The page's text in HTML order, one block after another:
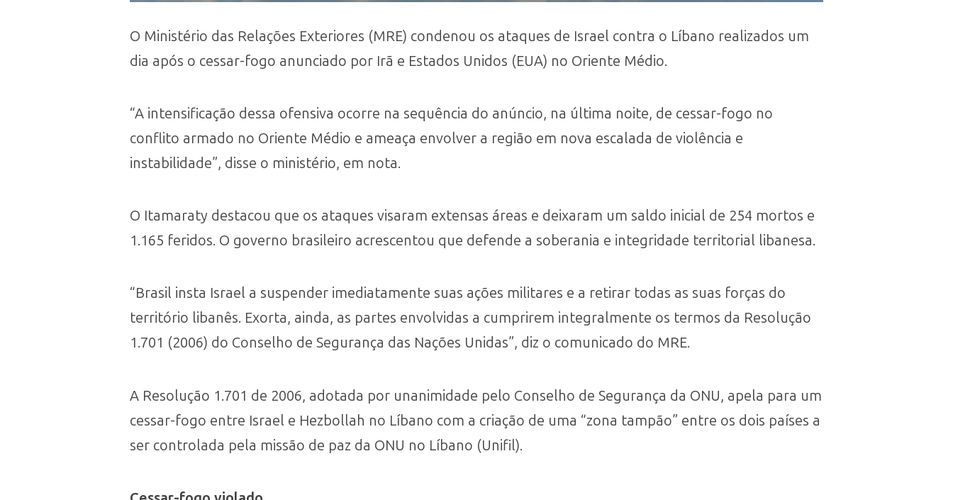
O Ministério das Relações Exteriores (MRE) condenou os ataques de Israel contra o Líbano realizados um
dia após o cessar-fogo anunciado por Irã e Estados Unidos (EUA) no Oriente Médio.
“A intensificação dessa ofensiva ocorre na sequência do anúncio, na última noite, de cessar-fogo no
conflito armado no Oriente Médio e ameaça envolver a região em nova escalada de violência e
instabilidade”, disse o ministério, em nota.
O Itamaraty destacou que os ataques visaram extensas áreas e deixaram um saldo inicial de 254 mortos e
1.165 feridos. O governo brasileiro acrescentou que defende a soberania e integridade territorial libanesa.
“Brasil insta Israel a suspender imediatamente suas ações militares e a retirar todas as suas forças do
território libanês. Exorta, ainda, as partes envolvidas a cumprirem integralmente os termos da Resolução
1.701 (2006) do Conselho de Segurança das Nações Unidas”, diz o comunicado do MRE.
A Resolução 1.701 de 2006, adotada por unanimidade pelo Conselho de Segurança da ONU, apela para um
cessar-fogo entre Israel e Hezbollah no Líbano com a criação de uma “zona tampão” entre os dois países a
ser controlada pela missão de paz da ONU no Líbano (Unifil).